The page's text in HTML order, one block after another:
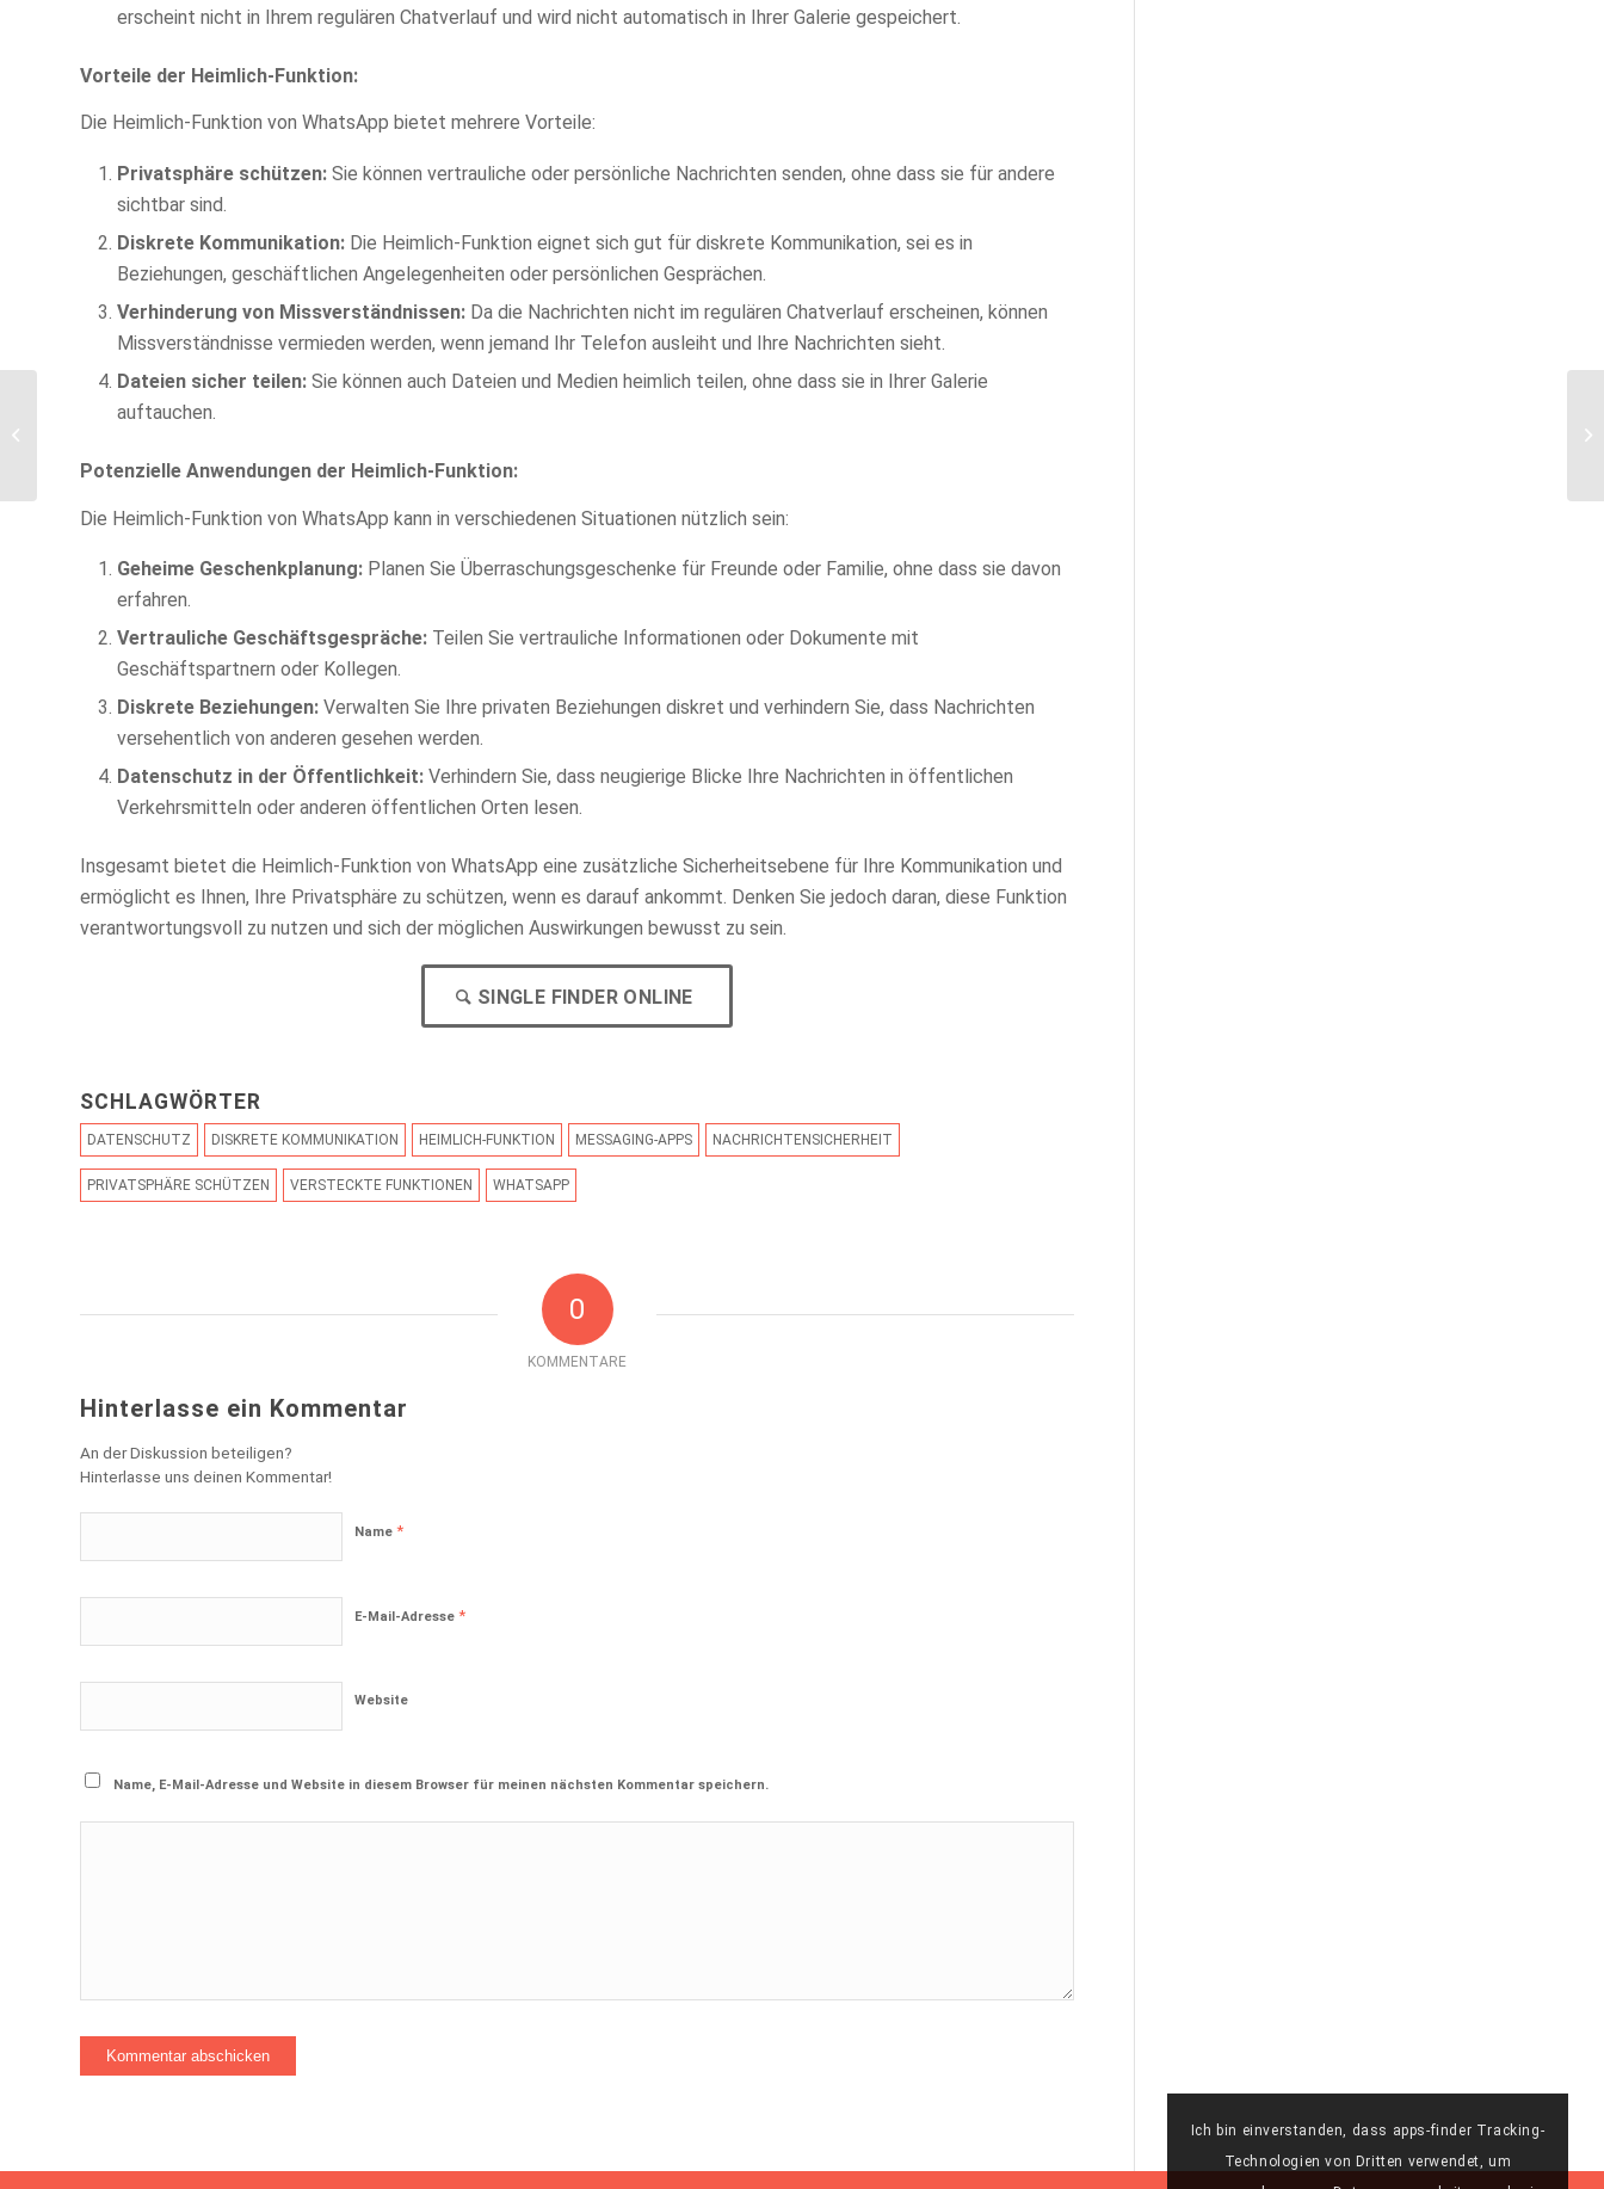
erscheint nicht in Ihrem regulären Chatverlauf und wird nicht automatisch in Ihrer Galerie gespeichert.
Vorteile der Heimlich-Funktion:
Die Heimlich-Funktion von WhatsApp bietet mehrere Vorteile:
Privatsphäre schützen: Sie können vertrauliche oder persönliche Nachrichten senden, ohne dass sie für andere
sichtbar sind.
Diskrete Kommunikation: Die Heimlich-Funktion eignet sich gut für diskrete Kommunikation, sei es in
Beziehungen, geschäftlichen Angelegenheiten oder persönlichen Gesprächen.
Verhinderung von Missverständnissen: Da die Nachrichten nicht im regulären Chatverlauf erscheinen, können
Missverständnisse vermieden werden, wenn jemand Ihr Telefon ausleiht und Ihre Nachrichten sieht.
Dateien sicher teilen: Sie können auch Dateien und Medien heimlich teilen, ohne dass sie in Ihrer Galerie
auftauchen.
Potenzielle Anwendungen der Heimlich-Funktion:
Die Heimlich-Funktion von WhatsApp kann in verschiedenen Situationen nützlich sein:
Geheime Geschenkplanung: Planen Sie Überraschungsgeschenke für Freunde oder Familie, ohne dass sie davon
erfahren.
Vertrauliche Geschäftsgespräche: Teilen Sie vertrauliche Informationen oder Dokumente mit
Geschäftspartnern oder Kollegen.
Diskrete Beziehungen: Verwalten Sie Ihre privaten Beziehungen diskret und verhindern Sie, dass Nachrichten
versehentlich von anderen gesehen werden.
Datenschutz in der Öffentlichkeit: Verhindern Sie, dass neugierige Blicke Ihre Nachrichten in öffentlichen
Verkehrsmitteln oder anderen öffentlichen Orten lesen.
Insgesamt bietet die Heimlich-Funktion von WhatsApp eine zusätzliche Sicherheitsebene für Ihre Kommunikation und
ermöglicht es Ihnen, Ihre Privatsphäre zu schützen, wenn es darauf ankommt. Denken Sie jedoch daran, diese Funktion
verantwortungsvoll zu nutzen und sich der möglichen Auswirkungen bewusst zu sein.
SINGLE FINDER ONLINE
SCHLAGWÖRTER
DATENSCHUTZ DISKRETE KOMMUNIKATION HEIMLICH-FUNKTION MESSAGING-APPS NACHRICHTENSICHERHEIT
PRIVATSPHÄRE SCHÜTZEN VERSTECKTE FUNKTIONEN WHATSAPP
0
KOMMENTARE
Hinterlasse ein Kommentar
An der Diskussion beteiligen?
Hinterlasse uns deinen Kommentar!
Name *
E-Mail-Adresse *
Website
Name, E-Mail-Adresse und Website in diesem Browser für meinen nächsten Kommentar speichern.
Snow-Globing : Der
Weihnachtsfest!
Ich bin einverstanden, dass apps-finder Tracking-
Technologien von Dritten verwendet, um